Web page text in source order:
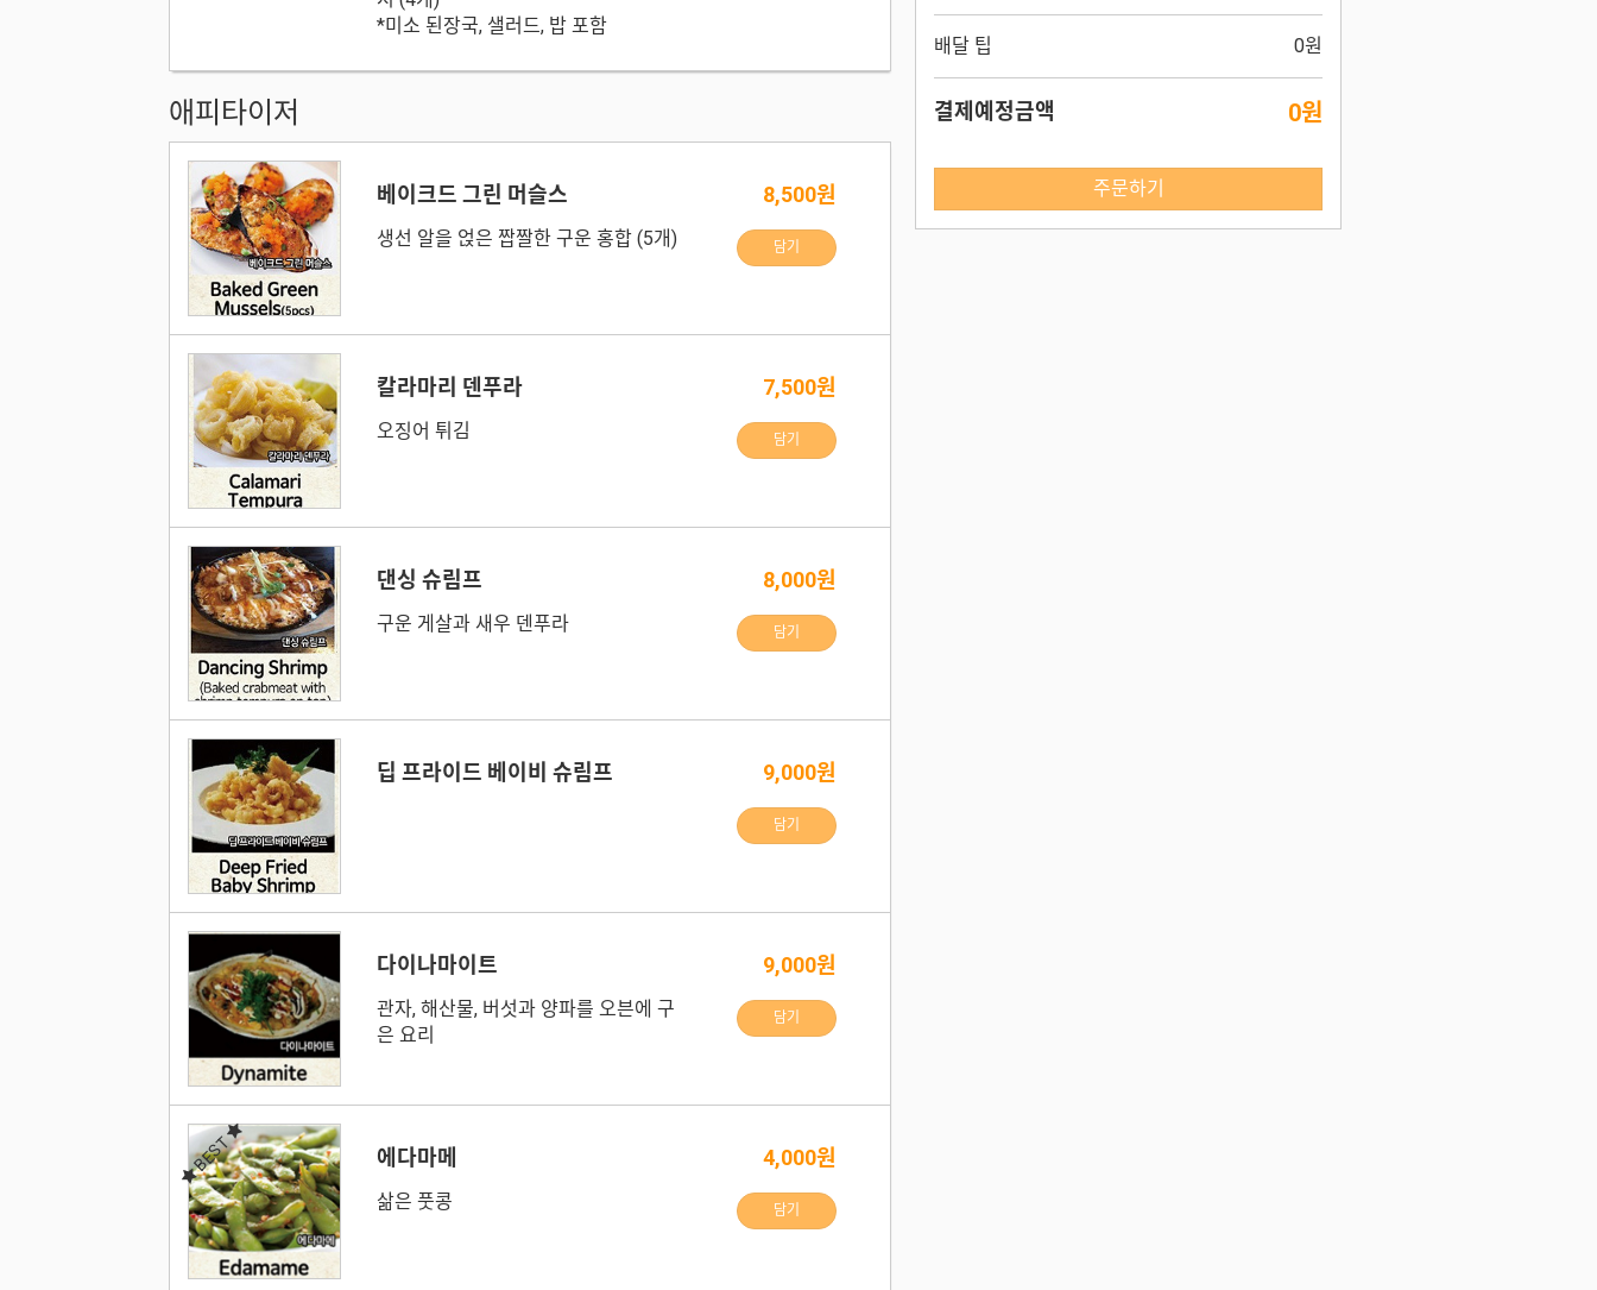
*미소 된장국, 샐러드, 밥 포함
애피타이저
베이크드 그린 머슬스
생선 알을 얹은 짭짤한 구운 홍합 (5개)
8,500원
담기
칼라마리 덴푸라
오징어 튀김
7,500원
담기
댄싱 슈림프
구운 게살과 새우 덴푸라
8,000원
담기
딥 프라이드 베이비 슈림프 9,000원
담기
다이나마이트
관자, 해산물, 버섯과 양파를 오븐에 구
은 요리
9,000원
담기
BEST 에다마메
삶은 풋콩
4,000원
담기
배달 팁 0원
결제예정금액 0원
주문하기